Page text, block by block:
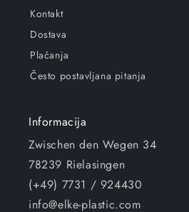
Kontakt
Dostava
Plaćanja
Često postavljana pitanja
Informacija
Zwischen den Wegen 34
78239 Rielasingen
(+49) 7731 / 924430
info@elke-plastic.com